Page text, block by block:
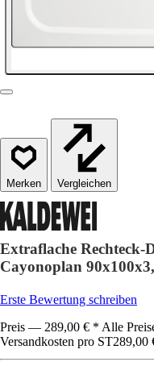
Vergleichen
Extraflache Rechteck-
Cayonoplan
Erste Bewertung schreiben
Preis — 289,00 € * Alle
Versandkosten pro ST289,00